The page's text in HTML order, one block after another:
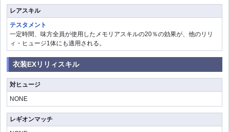
レアスキル
テスタメント
一定時間、味方全員が使用したメモリアスキルの20％の効果が、他のリリ
ィ・ヒュージ1体にも適用される。
衣装EXリリィスキル
対ヒュージ
NONE
レギオンマッチ